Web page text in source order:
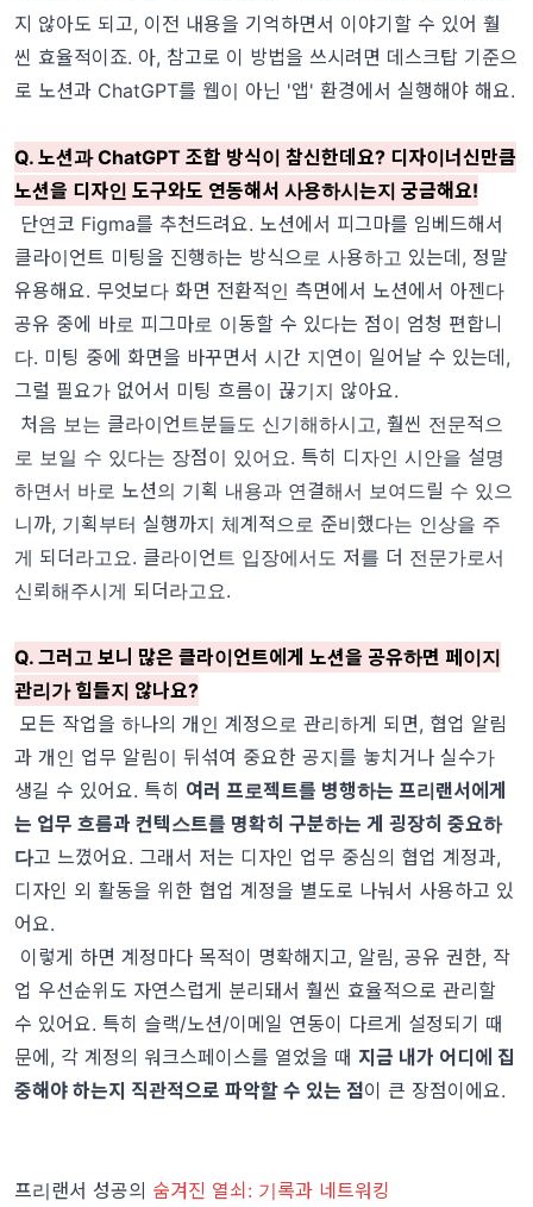
지 않아도 되고, 이전 내용을 기억하면서 이야기할 수 있어 훨
씬 효율적이죠. 아, 참고로 이 방법을 쓰시려면 데스크탑 기준으
로 노션과 ChatGPT를 웹이 아닌 '앱' 환경에서 실행해야 해요.
Q. 노션과 ChatGPT 조합 방식이 참신한데요? 디자이너신만큼
노션을 디자인 도구와도 연동해서 사용하시는지 궁금해요!
단연코 Figma를 추천드려요. 노션에서 피그마를 임베드해서
클라이언트 미팅을 진행하는 방식으로 사용하고 있는데, 정말
유용해요. 무엇보다 화면 전환적인 측면에서 노션에서 아젠다
공유 중에 바로 피그마로 이동할 수 있다는 점이 엄청 편합니
다. 미팅 중에 화면을 바꾸면서 시간 지연이 일어날 수 있는데,
그럴 필요가 없어서 미팅 흐름이 끊기지 않아요.
처음 보는 클라이언트분들도 신기해하시고, 훨씬 전문적으
로 보일 수 있다는 장점이 있어요. 특히 디자인 시안을 설명
하면서 바로 노션의 기획 내용과 연결해서 보여드릴 수 있으
니까, 기획부터 실행까지 체계적으로 준비했다는 인상을 주
게 되더라고요. 클라이언트 입장에서도 저를 더 전문가로서
신뢰해주시게 되더라고요.
Q. 그러고 보니 많은 클라이언트에게 노션을 공유하면 페이지
관리가 힘들지 않나요?
모든 작업을 하나의 개인 계정으로 관리하게 되면, 협업 알림
과 개인 업무 알림이 뒤섞여 중요한 공지를 놓치거나 실수가
생길 수 있어요. 특히 여러 프로젝트를 병행하는 프리랜서에게
는 업무 흐름과 컨텍스트를 명확히 구분하는 게 굉장히 중요하
다고 느꼈어요. 그래서 저는 디자인 업무 중심의 협업 계정과,
디자인 외 활동을 위한 협업 계정을 별도로 나눠서 사용하고 있
어요.
이렇게 하면 계정마다 목적이 명확해지고, 알림, 공유 권한, 작
업 우선순위도 자연스럽게 분리돼서 훨씬 효율적으로 관리할
수 있어요. 특히 슬랙/노션/이메일 연동이 다르게 설정되기 때
문에, 각 계정의 워크스페이스를 열었을 때 지금 내가 어디에 집
중해야 하는지 직관적으로 파악할 수 있는 점이 큰 장점이에요.
프리랜서 성공의 숨겨진 열쇠: 기록과 네트워킹